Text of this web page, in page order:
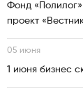
Фонд
проект
05 июня
1 июня бизнес